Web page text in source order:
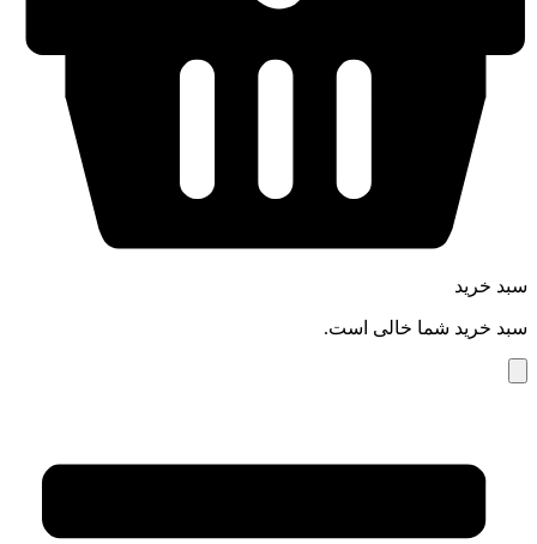
سبد خرید
سبد خرید شما خالی است.